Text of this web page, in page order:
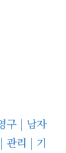
구 | 남자
관리 | 기